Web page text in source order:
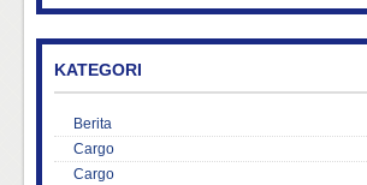
KATEGORI
Berita
Cargo
Cargo